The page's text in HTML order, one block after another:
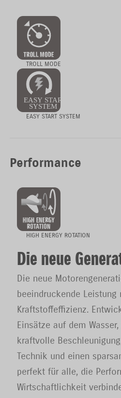
TROLL MODE
EASY START SYSTEM
Performance
HIGH ENERGY ROTATION
Die neue
Die neue
beeindruckende Leistung
Kraftstoffeffizienz.
Einsätze auf dem
kraftvolle
Technik und einen
perfekt für alle, die
Wirtschaftlichkeit